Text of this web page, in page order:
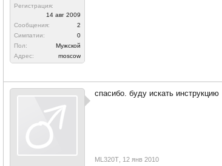
Регистрация:
14 авг 2009
Сообщения:
2
Симпатии:
0
Пол:
Мужской
Адрес:
moscow
спасибо. буду искать инструкцию
ML320T 12 янв 2010